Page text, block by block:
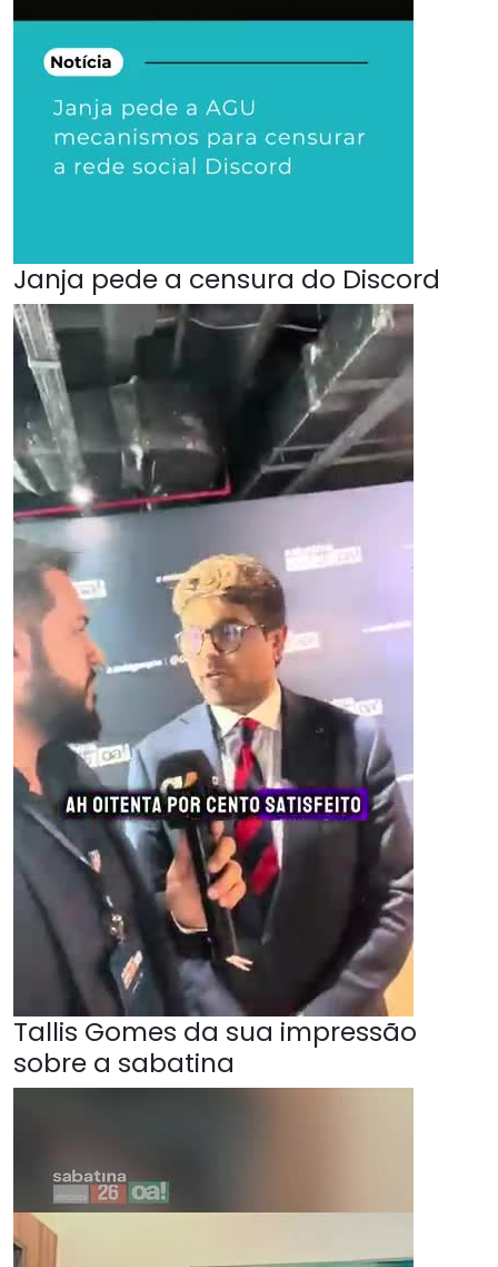
Janja pede a censura do Discord
Tallis Gomes da sua impressão
sobre a sabatina